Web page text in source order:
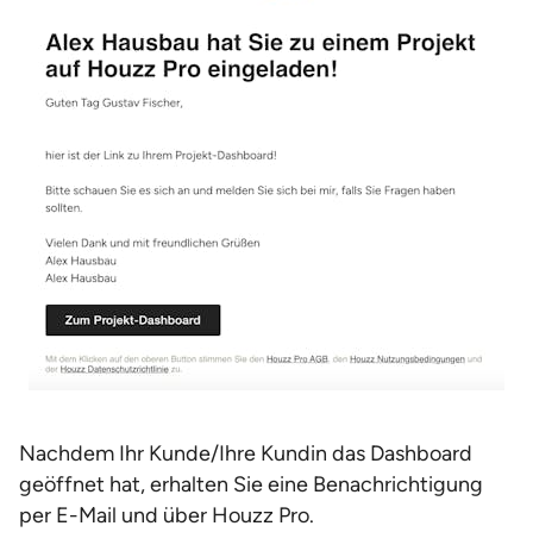
Nachdem Ihr Kunde/Ihre Kundin das Dashboard
geöffnet hat, erhalten Sie eine Benachrichtigung
per E-Mail und über Houzz Pro.